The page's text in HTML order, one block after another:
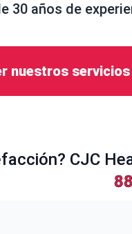
30 años de
nuestros servicios
CJC